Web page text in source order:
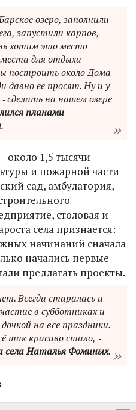
озеро, заполнили
запустили карпов,
хотим это место
для отдыха
построить около Дома
давно ее просят. Ну и у
сделать на нашем озере
планами
.
около 1,5 тысячи
и пожарной части
сад, амбулатория,
столовая и
села признается:
начинаний сначала
начались первые
предлагать проекты.
Всегда старалась и
в субботниках и
на все праздники.
так красиво стало, ‑
села Наталья Фоминых.